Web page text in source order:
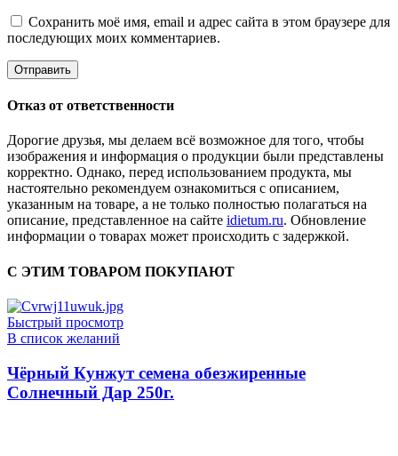
Сохранить моё имя, email и адрес сайта в этом браузере для
последующих моих комментариев.
Отказ от ответственности
Дорогие друзья, мы делаем всё возможное для того, чтобы
изображения и информация о продукции были представлены
корректно. Однако, перед использованием продукта, мы
настоятельно рекомендуем ознакомиться с описанием,
указанным на товаре, а не только полностью полагаться на
описание, представленное на сайте idietum.ru. Обновление
информации о товарах может происходить с задержкой.
С ЭТИМ ТОВАРОМ ПОКУПАЮТ
Быстрый просмотр
В список желаний
Чёрный Кунжут семена обезжиренные
Солнечный Дар 250г.